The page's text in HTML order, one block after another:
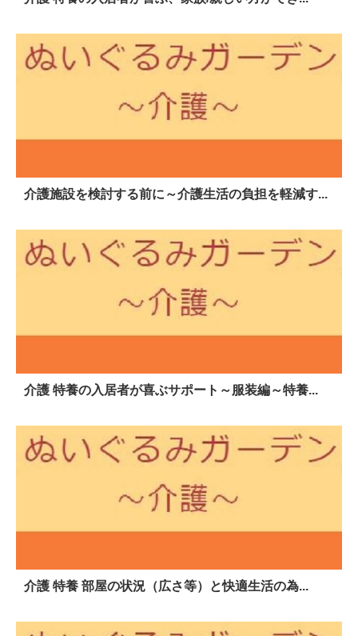
介護施設を検討する前に～介護生活の負担を軽減す...
介護 特養の入居者が喜ぶサポート～服装編～特養...
介護 特養 部屋の状況（広さ等）と快適生活の為...